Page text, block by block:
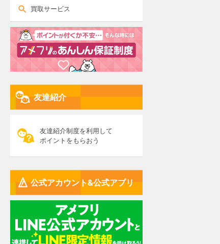
買取サービス
友達紹介
友達紹介制度を利用して
ポイントをもらおう
公式アカウント&公式アプリ